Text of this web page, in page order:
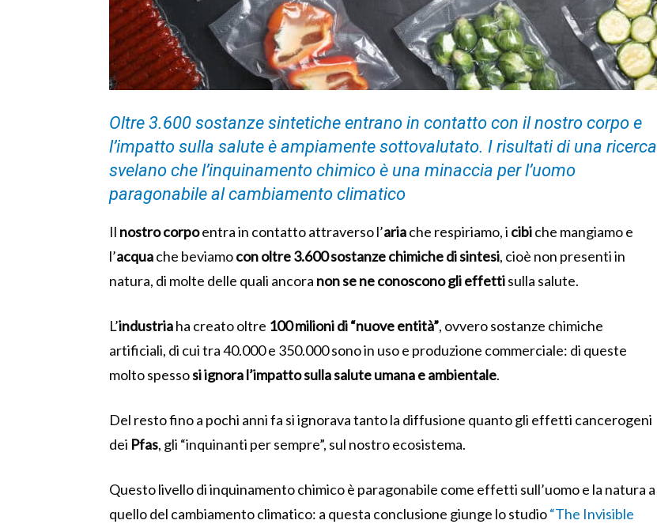
Oltre 3.600 sostanze sintetiche entrano in contatto con il nostro corpo e
l’impatto sulla salute è ampiamente sottovalutato. I risultati di una ricerca
svelano che l’inquinamento chimico è una minaccia per l’uomo
paragonabile al cambiamento climatico
Il nostrocorpoentra in contatto attraverso l’ariache respiriamo, i cibiche mangiamo e
l’acquache beviamocon oltre 3.600 sostanze chimiche di sintesi, cioè non presenti in
natura, di molte delle quali ancora non se ne conoscono gli effettisulla salute.
L’industriaha creato oltre 100 milioni di “nuove entità”, ovvero sostanze chimiche
artificiali, di cui tra 40.000 e 350.000 sono in uso e produzione commerciale: di queste
molto spessosi ignora l’impatto sulla salute umana e ambientale.
Del resto fino a pochi anni fa si ignorava tanto la diffusione quanto gli effetti cancerogeni
dei Pfas, gli “inquinanti per sempre”, sul nostro ecosistema.
Questo livello di inquinamento chimico è paragonabile come effetti sull’uomo e la natura a
quello del cambiamento climatico: a questa conclusione giunge lo studio“The Invisible